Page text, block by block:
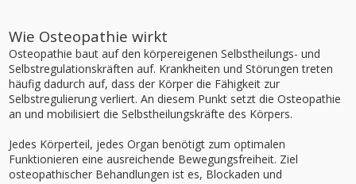
Wie Osteopathie wirkt
Osteopathie baut auf den körpereigenen Selbstheilungs- und
Selbstregulationskräften auf. Krankheiten und Störungen treten
häufig dadurch auf, dass der Körper die Fähigkeit zur
Selbstregulierung verliert. An diesem Punkt setzt die Osteopathie
an und mobilisiert die Selbstheilungskräfte des Körpers.
Jedes Körperteil, jedes Organ benötigt zum optimalen
Funktionieren eine ausreichende Bewegungsfreiheit. Ziel
osteopathischer Behandlungen ist es, Blockaden und